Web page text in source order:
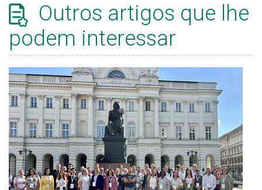
Outros artigos que lhe
podem interessar